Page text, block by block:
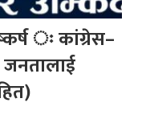
ः कांग्रेस–